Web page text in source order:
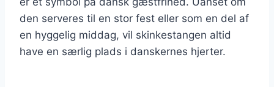
den serveres til en stor fest eller som en del af
en hyggelig middag, vil skinkestangen altid
have en særlig plads i danskernes hjerter.